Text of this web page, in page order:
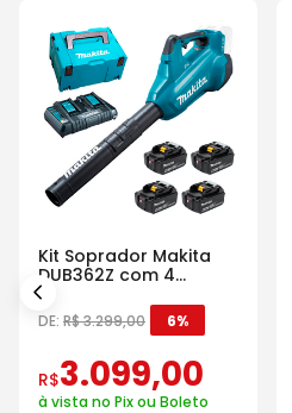
Kit Soprador Makita
DUB362Z com 4
Baterias Carregador e
Maleta
DE: R$3.299,00 6%
R$3.099,00
à vista no Pix ou Boleto